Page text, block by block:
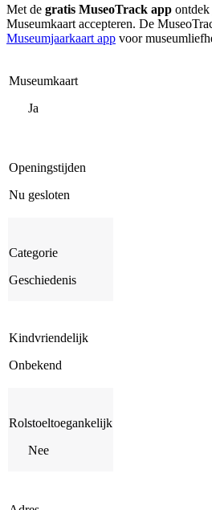
Met de gratis MuseoTrack app ontdek
Museumkaart accepteren. De
Museumjaarkaart app voor
Museumkaart
Ja
Openingstijden
Nu gesloten
Categorie
Geschiedenis
Kindvriendelijk
Onbekend
Rolstoeltoegankelijk
Nee